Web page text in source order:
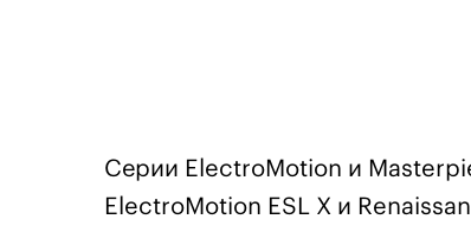
Серии ElectroMotion и
ElectroMotion ESL X и